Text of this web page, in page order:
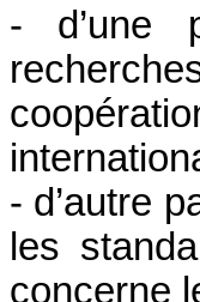
- d’une
- d’autre
les
concerne